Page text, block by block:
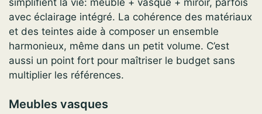
avec éclairage intégré. La cohérence des matériaux
et des teintes aide à composer un ensemble
harmonieux, même dans un petit volume. C’est
aussi un point fort pour maîtriser le budget sans
multiplier les références.
Meubles vasques